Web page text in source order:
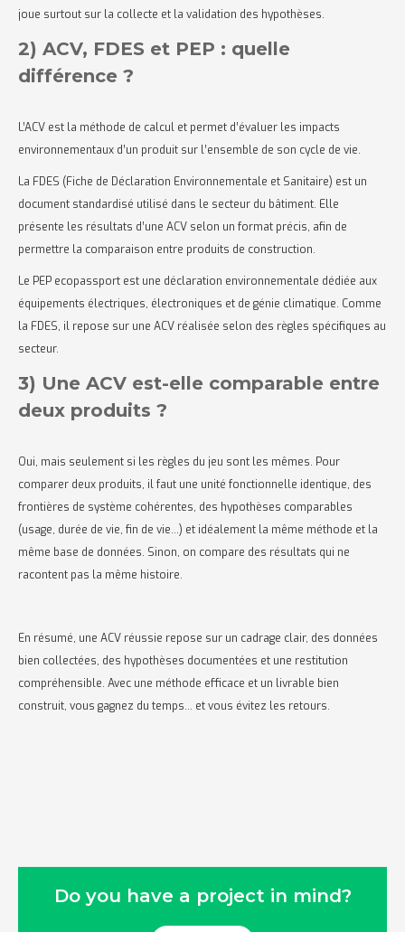
joue surtout sur la collecte et la validation des hypothèses.
2) ACV, FDES et PEP : quelle
différence ?
L’ACV est la méthode de calcul et permet d’évaluer les impacts
environnementaux d’un produit sur l’ensemble de son cycle de vie.
La FDES (Fiche de Déclaration Environnementale et Sanitaire) est un
document standardisé utilisé dans le secteur du bâtiment. Elle
présente les résultats d’une ACV selon un format précis, afin de
permettre la comparaison entre produits de construction.
Le PEP ecopassport est une déclaration environnementale dédiée aux
équipements électriques, électroniques et de génie climatique. Comme
la FDES, il repose sur une ACV réalisée selon des règles spécifiques au
secteur.
3) Une ACV est-elle comparable entre
deux produits ?
Oui, mais seulement si les règles du jeu sont les mêmes. Pour
comparer deux produits, il faut une unité fonctionnelle identique, des
frontières de système cohérentes, des hypothèses comparables
(usage, durée de vie, fin de vie…) et idéalement la même méthode et la
même base de données. Sinon, on compare des résultats qui ne
racontent pas la même histoire.
En résumé, une ACV réussie repose sur un cadrage clair, des données
bien collectées, des hypothèses documentées et une restitution
compréhensible. Avec une méthode efficace et un livrable bien
construit, vous gagnez du temps… et vous évitez les retours.
Do you have a project in mind?